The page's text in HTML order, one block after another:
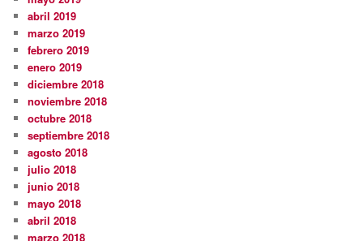
abril 2019
marzo 2019
febrero 2019
enero 2019
diciembre 2018
noviembre 2018
octubre 2018
septiembre 2018
agosto 2018
julio 2018
junio 2018
mayo 2018
abril 2018
marzo 2018